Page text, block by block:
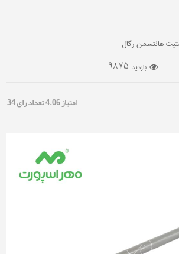
بازدید :9875
امتیاز4.06تعداد رای34